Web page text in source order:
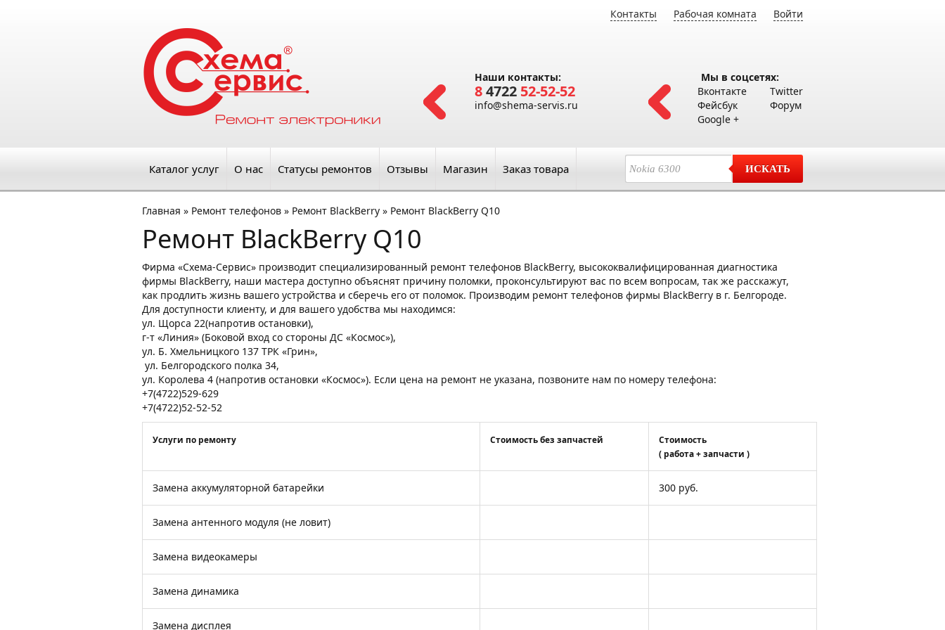
Контакты Рабочая комната Войти
Наши контакты:
84722 52-52-52
info@shema-servis.ru
Мы в соцсетях:
Вконтакте
Фейсбук
Google +
Twitter
Форум
Каталог услуг О нас Статусы ремонтов Отзывы Магазин Заказ товара ИСКАТЬ
Главная » Ремонт телефонов » Ремонт BlackBerry » Ремонт BlackBerry Q10
Ремонт BlackBerry Q10
Фирма «Схема-Сервис» производит специализированный ремонт телефонов BlackBerry, высококвалифицированная диагностика
фирмы BlackBerry, наши мастера доступно объяснят причину поломки, проконсультируют вас по всем вопросам, так же расскажут,
как продлить жизнь вашего устройства и сберечь его от поломок. Производим ремонт телефонов фирмы BlackBerry в г. Белгороде.
Для доступности клиенту, и для вашего удобства мы находимся:
ул. Щорса 22(напротив остановки),
г-т «Линия» (Боковой вход со стороны ДС «Космос»),
ул. Б. Хмельницкого 137 ТРК «Грин»,
ул. Белгородского полка 34,
ул. Королева 4 (напротив остановки «Космос»). Если цена на ремонт не указана, позвоните нам по номеру телефона:
+7(4722)529-629
+7(4722)52-52-52
Услуги по ремонту Стоимость без запчастей
Стоимость
( работа + запчасти )
Замена аккумуляторной батарейки 300 руб.
Замена антенного модуля (не ловит)
Замена видеокамеры
Замена динамика
Замена дисплея